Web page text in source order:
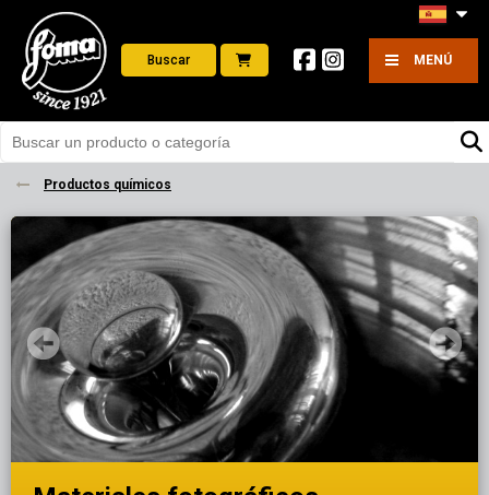
Buscar MENÚ
Productos químicos